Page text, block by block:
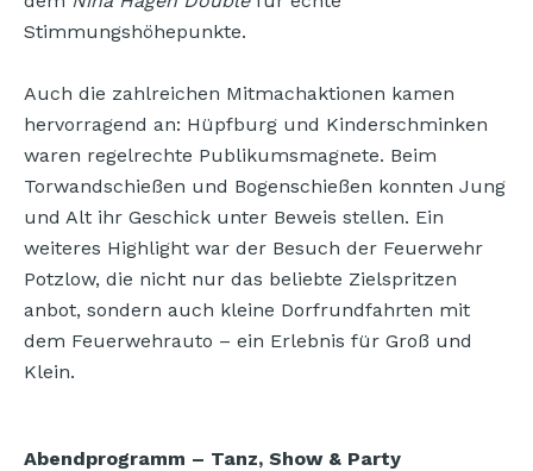
Stimmungshöhepunkte.
Auch die zahlreichen Mitmachaktionen kamen
hervorragend an: Hüpfburg und Kinderschminken
waren regelrechte Publikumsmagnete. Beim
Torwandschießen und Bogenschießen konnten Jung
und Alt ihr Geschick unter Beweis stellen. Ein
weiteres Highlight war der Besuch der Feuerwehr
Potzlow, die nicht nur das beliebte Zielspritzen
anbot, sondern auch kleine Dorfrundfahrten mit
dem Feuerwehrauto – ein Erlebnis für Groß und
Klein.
Abendprogramm – Tanz, Show & Party